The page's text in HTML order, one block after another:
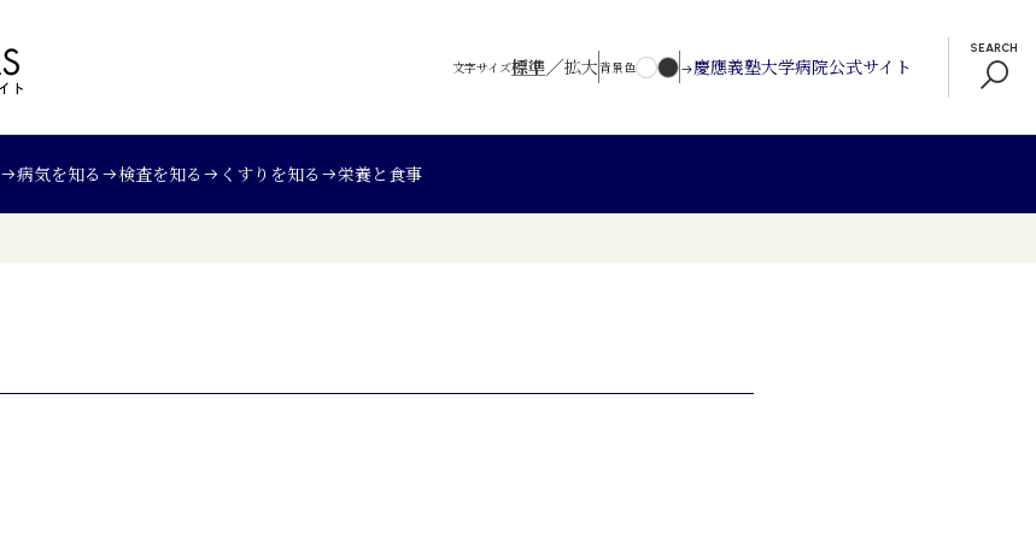
文字サイズ標準／拡大背景色 慶應義塾大学病院公式サイト
SEARCH
病気を知る 検査を知る くすりを知る 栄養と食事